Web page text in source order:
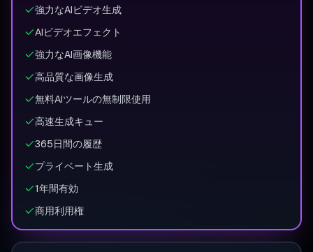
強力なAIビデオ生成
AIビデオエフェクト
強力なAI画像機能
高品質な画像生成
無料AIツールの無制限使用
高速生成キュー
365日間の履歴
プライベート生成
1年間有効
商用利用権